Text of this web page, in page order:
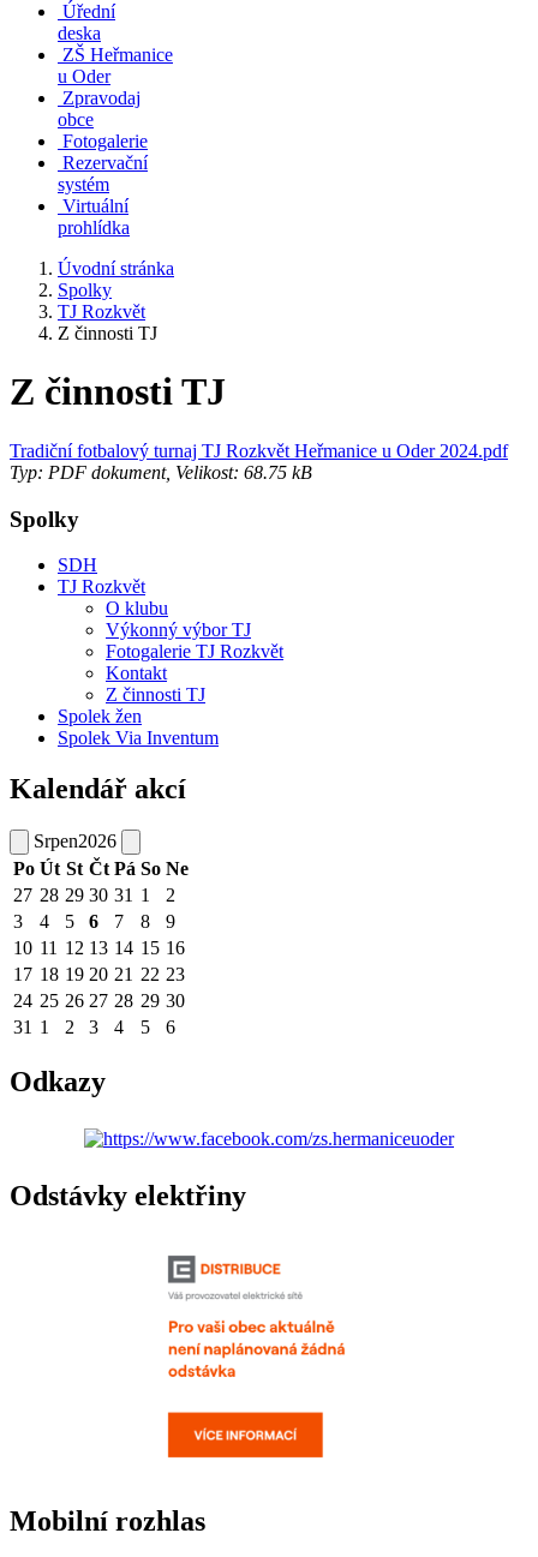
Úřední
deska
ZŠ Heřmanice
u Oder
Zpravodaj
obce
Fotogalerie
Rezervační
systém
Virtuální
prohlídka
Úvodní stránka
Spolky
TJ Rozkvět
Z činnosti TJ
Z činnosti TJ
Tradiční fotbalový turnaj TJ Rozkvět Heřmanice u Oder 2024.pdf
Typ: PDF dokument, Velikost: 68.75 kB
Spolky
SDH
TJ Rozkvět
O klubu
Výkonný výbor TJ
Fotogalerie TJ Rozkvět
Kontakt
Z činnosti TJ
Spolek žen
Spolek Via Inventum
Kalendář akcí
Srpen2026
Po Út St Čt Pá So Ne
27 28 29 30 31 1
2
3
4 5 6 7 8
9
10 11 12 13 14 15 16
17 18 19 20 21 22 23
24 25 26 27 28 29 30
31 1 2 3 4 5 6
Odkazy
Odstávky elektřiny
Mobilní rozhlas